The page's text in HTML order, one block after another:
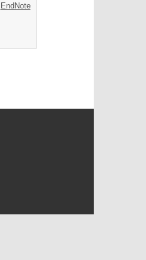
EndNote